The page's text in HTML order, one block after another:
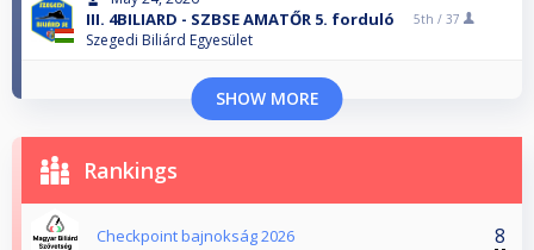
III. 4BILIARD - SZBSE AMATŐR 5. forduló
Szegedi Biliárd Egyesület
5th / 37
SHOW MORE
Rankings
Checkpoint bajnokság 2026 8